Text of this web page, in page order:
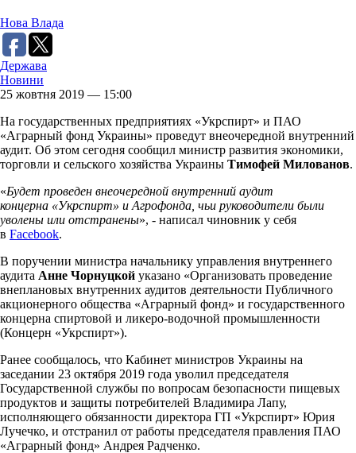
Нова Влада
Держава
Новини
25 жовтня 2019 — 15:00
На государственных предприятиях «Укрспирт» и ПАО
«Аграрный фонд Украины» проведут внеочередной внутренний
аудит. Об этом сегодня сообщил министр развития экономики,
торговли и сельского хозяйства Украины Тимофей Милованов.
«Будет проведен внеочередной внутренний аудит
концерна «Укрспирт» и Агрофонда, чьи руководители были
уволены или отстранены», - написал чиновник у себя
в Facebook.
В поручении министра начальнику управления внутреннего
аудита Анне Чорнуцкой указано «Организовать проведение
внеплановых внутренних аудитов деятельности Публичного
акционерного общества «Аграрный фонд» и государственного
концерна спиртовой и ликеро-водочной промышленности
(Концерн «Укрспирт»).
Ранее сообщалось, что Кабинет министров Украины на
заседании 23 октября 2019 года уволил председателя
Государственной службы по вопросам безопасности пищевых
продуктов и защиты потребителей Владимира Лапу,
исполняющего обязанности директора ГП «Укрспирт» Юрия
Лучечко, и отстранил от работы председателя правления ПАО
«Аграрный фонд» Андрея Радченко.